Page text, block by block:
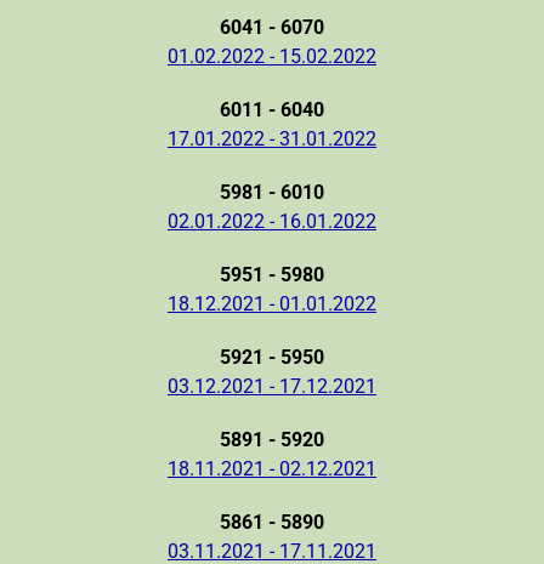
6041 - 6070
01.02.2022 - 15.02.2022
6011 - 6040
17.01.2022 - 31.01.2022
5981 - 6010
02.01.2022 - 16.01.2022
5951 - 5980
18.12.2021 - 01.01.2022
5921 - 5950
03.12.2021 - 17.12.2021
5891 - 5920
18.11.2021 - 02.12.2021
5861 - 5890
03.11.2021 - 17.11.2021